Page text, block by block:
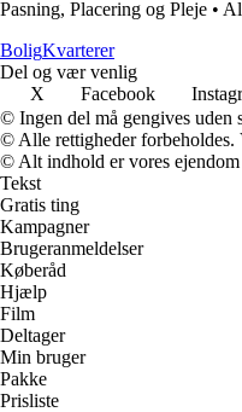
Pasning, Placering og Pleje •
BoligKvarterer
Del og vær venlig
X
Facebook
© Ingen del må gengives uden
© Alle rettigheder forbeholdes.
© Alt indhold er vores
Tekst
Gratis ting
Kampagner
Brugeranmeldelser
Køberåd
Hjælp
Film
Deltager
Min bruger
Pakke
Prisliste